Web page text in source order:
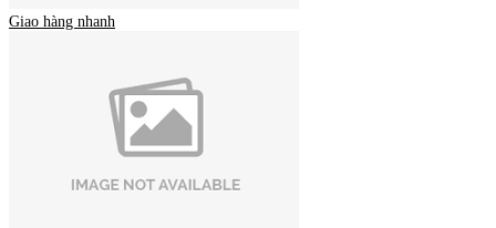
Giao hàng nhanh